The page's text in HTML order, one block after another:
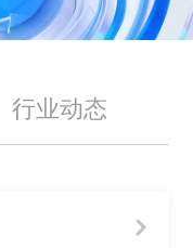
行业动态